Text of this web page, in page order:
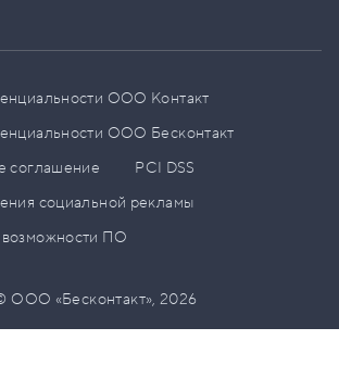
ООО Контакт
ООО Бесконтакт
соглашение
PCI DSS
социальной рекламы
ПО
ООО «Бесконтакт»,2026